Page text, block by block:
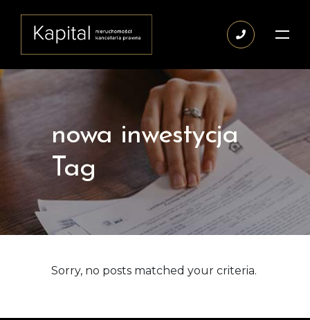
nowa inwestycja
Tag
Sorry, no posts matched your criteria.